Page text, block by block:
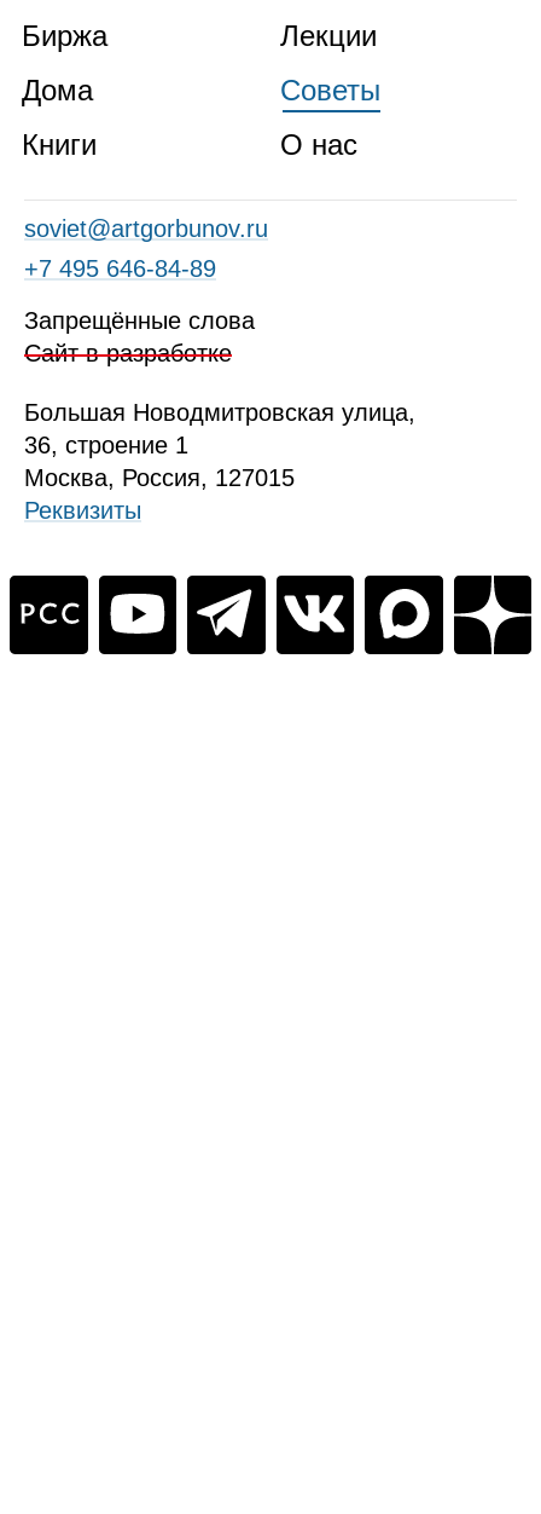
Биржа
Дома
Книги
Лекции
Советы
О нас
soviet@artgorbunov.ru
+7 495 646‑84‑89
Запрещённые слова
Сайт в разработке
Большая Новодмитровская улица,
36, строение 1
Москва, Россия, 127015
Реквизиты